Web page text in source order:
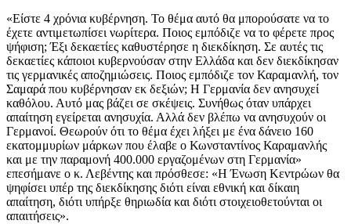
«Είστε 4 χρόνια κυβέρνηση. Το θέμα αυτό θα μπορούσατε να το
έχετε αντιμετωπίσει νωρίτερα. Ποιος εμπόδιζε να το φέρετε προς
ψήφιση; Έξι δεκαετίες καθυστέρησε η διεκδίκηση. Σε αυτές τις
δεκαετίες κάποιοι κυβερνούσαν στην Ελλάδα και δεν διεκδίκησαν
τις γερμανικές αποζημιώσεις. Ποιος εμπόδιζε τον Καραμανλή, τον
Σαμαρά που κυβέρνησαν εκ δεξιών; Η Γερμανία δεν ανησυχεί
καθόλου. Αυτό μας βάζει σε σκέψεις. Συνήθως όταν υπάρχει
απαίτηση εγείρεται ανησυχία. Αλλά δεν βλέπω να ανησυχούν οι
Γερμανοί. Θεωρούν ότι το θέμα έχει λήξει με ένα δάνειο 160
εκατομμυρίων μάρκων που έλαβε ο Κωνσταντίνος Καραμανλής
και με την παραμονή 400.000 εργαζομένων στη Γερμανία»
επεσήμανε ο κ. Λεβέντης και πρόσθεσε: «Η Ένωση Κεντρώων θα
ψηφίσει υπέρ της διεκδίκησης διότι είναι εθνική και δίκαιη
απαίτηση, διότι υπήρξε θηριωδία και διότι στοιχειοθετούνται οι
απαιτήσεις».